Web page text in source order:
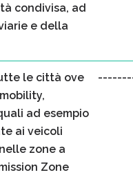
condivisa, ad
e della
le città ove
ad esempio
ai veicoli
zone a
Zone